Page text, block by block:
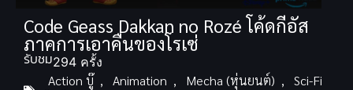
Code Geass Dakkan no Rozé โค้ดกีอัส
ภาคการเอาคืนของโรเซ่
รับชม294 ครั้ง
Action บู๊ , Animation , Mecha (หุ่นยนต์) ,
Sci-Fi